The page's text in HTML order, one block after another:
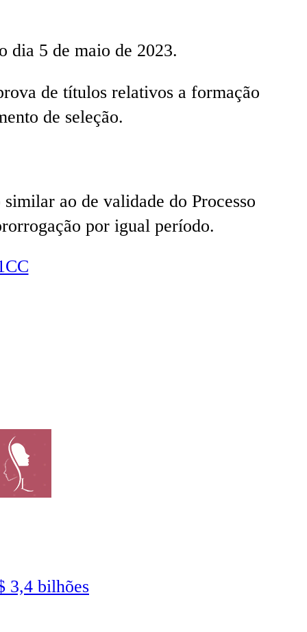
dia 5 de maio de 2023.
de títulos relativos a formação
de seleção.
ao de validade do Processo
por igual período.
3,4 bilhões